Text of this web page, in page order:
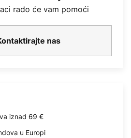
rado će vam pomoći
nas
iznad 69 €
u Europi